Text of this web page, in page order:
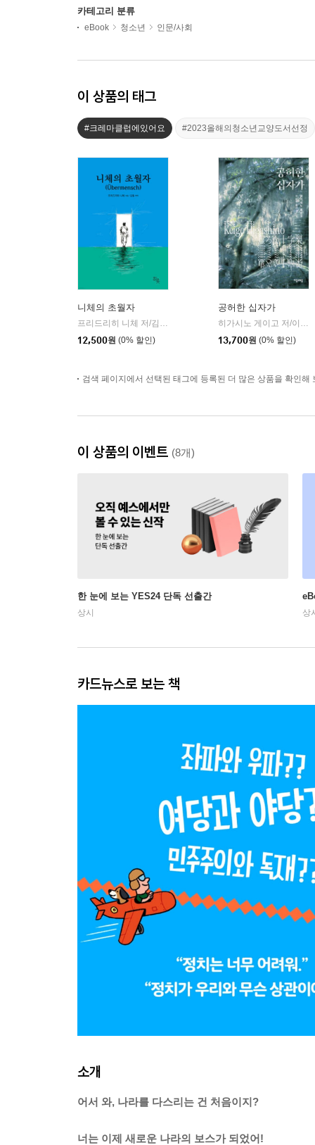
카테고리 분류
eBook 청소년 인문/사회
이 상품의 태그
#크레마클럽에있어요 #2023올해의청소년교양도서선정
니체의 초월자
프리드리히 니체 저/김철 편역
12,500원 (0% 할인)
공허한 십자가
히가시노 게이고 저/이선희 역
13,700원 (0% 할인)
검색 페이지에서 선택된 태그에 등록된 더 많은 상품을 확인해
이 상품의 이벤트 (8개)
한 눈에 보는 YES24 단독 선출간
상시 상
카드뉴스로 보는 책
소개
어서 와, 나라를 다스리는 건 처음이지?
너는 이제 새로운 나라의 보스가 되었어!